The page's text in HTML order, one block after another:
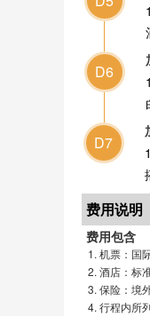
D6
D7
费用说明
费用包含
机票：国
酒店：标
保险：境
行程内所